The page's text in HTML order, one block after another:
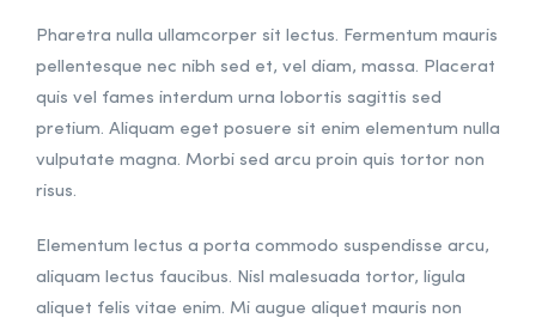
Pharetra nulla ullamcorper sit lectus. Fermentum mauris
pellentesque nec nibh sed et, vel diam, massa. Placerat
quis vel fames interdum urna lobortis sagittis sed
pretium. Aliquam eget posuere sit enim elementum nulla
vulputate magna. Morbi sed arcu proin quis tortor non
risus.
Elementum lectus a porta commodo suspendisse arcu,
aliquam lectus faucibus. Nisl malesuada tortor, ligula
aliquet felis vitae enim. Mi augue aliquet mauris non